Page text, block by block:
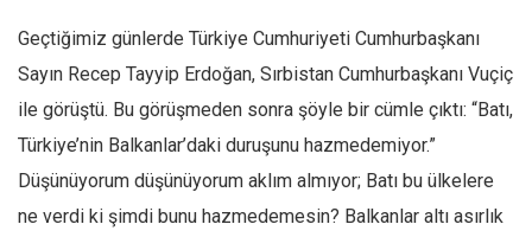
Kültür Sanat
Kitap
Karisi kitap sualleri
7 soruda bu hafta
Ekonomi
Spor
Geçtiğimiz günlerde Türkiye Cumhuriyeti Cumhurbaşkanı
Sayın Recep Tayyip Erdoğan, Sırbistan Cumhurbaşkanı Vuçiç
ile görüştü. Bu görüşmeden sonra şöyle bir cümle çıktı: “Batı,
Türkiye’nin Balkanlar’daki duruşunu hazmedemiyor.”
Düşünüyorum düşünüyorum aklım almıyor; Batı bu ülkelere
ne verdi ki şimdi bunu hazmedemesin? Balkanlar altı asırlık